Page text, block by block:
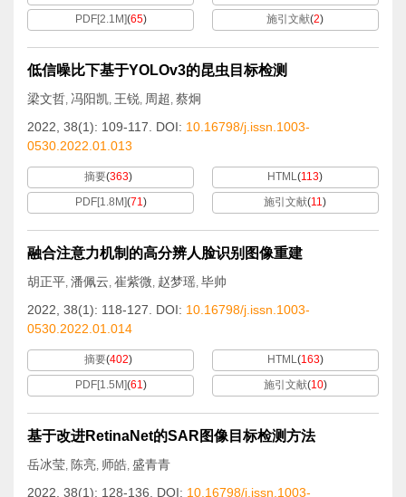
PDF[2.1M](65) 施引文献(2)
低信噪比下基于YOLOv3的昆虫目标检测
梁文哲, 冯阳凯, 王锐, 周超 , 蔡炯
2022, 38(1): 109-117.
DOI: 10.16798/j.issn.1003-
0530.2022.01.013
摘要(363) HTML(113)
PDF[1.8M](71) 施引文献(11)
融合注意力机制的高分辨人脸识别图像重建
胡正平, 潘佩云, 崔紫微, 赵梦瑶, 毕帅
2022, 38(1): 118-127.
DOI: 10.16798/j.issn.1003-
0530.2022.01.014
摘要(402) HTML(163)
PDF[1.5M](61) 施引文献(10)
基于改进RetinaNet的SAR图像目标检测方法
岳冰莹, 陈亮, 师皓, 盛青青
2022, 38(1): 128-136.
DOI: 10.16798/j.issn.1003-